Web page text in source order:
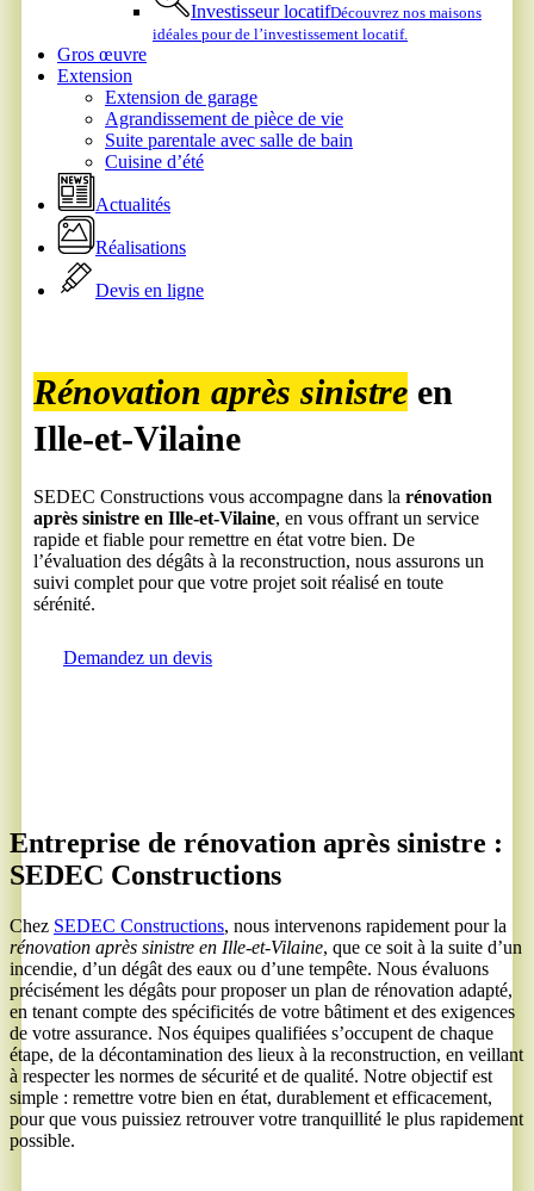
Investisseur locatifDécouvrez nos maisons
idéales pour de l’investissement locatif.
Gros œuvre
Extension
Extension de garage
Agrandissement de pièce de vie
Suite parentale avec salle de bain
Cuisine d’été
Actualités
Réalisations
Devis en ligne
Rénovation après sinistreen
Ille-et-Vilaine
SEDEC Constructions vous accompagne dans la rénovation
après sinistre en Ille-et-Vilaine, en vous offrant un service
rapide et fiable pour remettre en état votre bien. De
l’évaluation des dégâts à la reconstruction, nous assurons un
suivi complet pour que votre projet soit réalisé en toute
sérénité.
Demandez un devis
Entreprise de rénovation après sinistre :
SEDEC Constructions
Chez SEDEC Constructions, nous intervenons rapidement pour la
rénovation après sinistre en Ille-et-Vilaine, que ce soit à la suite d’un
incendie, d’un dégât des eaux ou d’une tempête. Nous évaluons
précisément les dégâts pour proposer un plan de rénovation adapté,
en tenant compte des spécificités de votre bâtiment et des exigences
de votre assurance. Nos équipes qualifiées s’occupent de chaque
étape, de la décontamination des lieux à la reconstruction, en veillant
à respecter les normes de sécurité et de qualité. Notre objectif est
simple : remettre votre bien en état, durablement et efficacement,
pour que vous puissiez retrouver votre tranquillité le plus rapidement
possible.